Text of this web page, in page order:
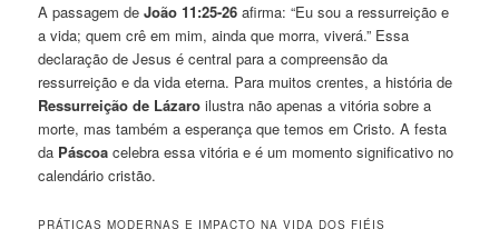
A passagem deJoão 11:25-26 afirma: “Eu sou a ressurreição e
a vida; quem crê em mim, ainda que morra, viverá.” Essa
declaração de Jesus é central para a compreensão da
ressurreição e da vida eterna. Para muitos crentes, a história de
Ressurreição de Lázaro ilustra não apenas a vitória sobre a
morte, mas também a esperança que temos em Cristo. A festa
da Páscoa celebra essa vitória e é um momento significativo no
calendário cristão.
PRÁTICAS MODERNAS E IMPACTO NA VIDA DOS FIÉIS